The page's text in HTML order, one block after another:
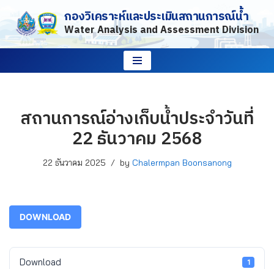
Skip
to
กองวิเคราะห์และประเมินสถานการณ์น้ำ
Water Analysis and Assessment Division
สถานการณ์อ่างเก็บน้ำประจำวันที่
22 ธันวาคม 2568
22 ธันวาคม 2025 by Chalermpan Boonsanong
DOWNLOAD
Download 1